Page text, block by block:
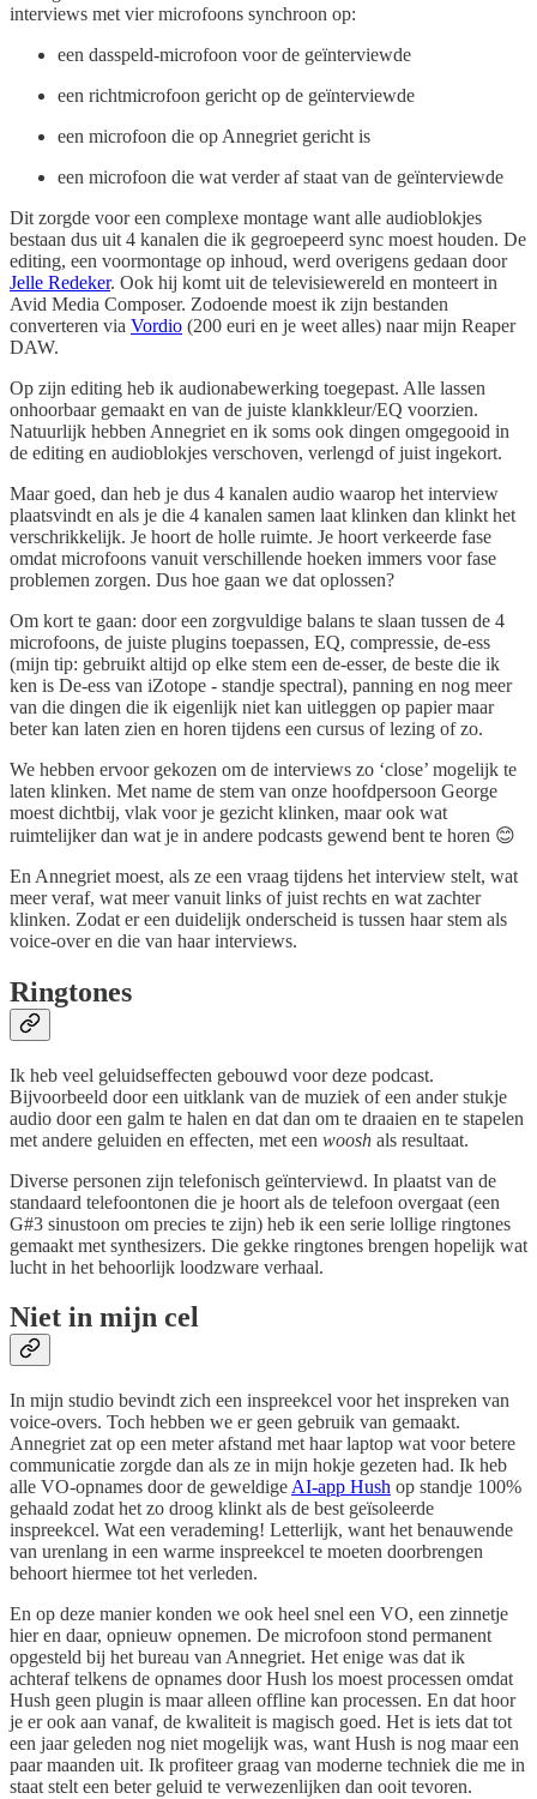
interviews met vier microfoons synchroon op:
een dasspeld-microfoon voor de geïnterviewde
een richtmicrofoon gericht op de geïnterviewde
een microfoon die op Annegriet gericht is
een microfoon die wat verder af staat van de geïnterviewde
Dit zorgde voor een complexe montage want alle audioblokjes
bestaan dus uit 4 kanalen die ik gegroepeerd sync moest houden. De
editing, een voormontage op inhoud, werd overigens gedaan door
Jelle Redeker. Ook hij komt uit de televisiewereld en monteert in
Avid Media Composer. Zodoende moest ik zijn bestanden
converteren via Vordio (200 euri en je weet alles) naar mijn Reaper
DAW.
Op zijn editing heb ik audionabewerking toegepast. Alle lassen
onhoorbaar gemaakt en van de juiste klankkleur/EQ voorzien.
Natuurlijk hebben Annegriet en ik soms ook dingen omgegooid in
de editing en audioblokjes verschoven, verlengd of juist ingekort.
Maar goed, dan heb je dus 4 kanalen audio waarop het interview
plaatsvindt en als je die 4 kanalen samen laat klinken dan klinkt het
verschrikkelijk. Je hoort de holle ruimte. Je hoort verkeerde fase
omdat microfoons vanuit verschillende hoeken immers voor fase
problemen zorgen. Dus hoe gaan we dat oplossen?
Om kort te gaan: door een zorgvuldige balans te slaan tussen de 4
microfoons, de juiste plugins toepassen, EQ, compressie, de-ess
(mijn tip: gebruikt altijd op elke stem een de-esser, de beste die ik
ken is De-ess van iZotope - standje spectral), panning en nog meer
van die dingen die ik eigenlijk niet kan uitleggen op papier maar
beter kan laten zien en horen tijdens een cursus of lezing of zo.
We hebben ervoor gekozen om de interviews zo ‘close’ mogelijk te
laten klinken. Met name de stem van onze hoofdpersoon George
moest dichtbij, vlak voor je gezicht klinken, maar ook wat
ruimtelijker dan wat je in andere podcasts gewend bent te horen 😊
En Annegriet moest, als ze een vraag tijdens het interview stelt, wat
meer veraf, wat meer vanuit links of juist rechts en wat zachter
klinken. Zodat er een duidelijk onderscheid is tussen haar stem als
voice-over en die van haar interviews.
Ringtones
Ik heb veel geluidseffecten gebouwd voor deze podcast.
Bijvoorbeeld door een uitklank van de muziek of een ander stukje
audio door een galm te halen en dat dan om te draaien en te stapelen
met andere geluiden en effecten, met een woosh als resultaat.
Diverse personen zijn telefonisch geïnterviewd. In plaatst van de
standaard telefoontonen die je hoort als de telefoon overgaat (een
G#3 sinustoon om precies te zijn) heb ik een serie lollige ringtones
gemaakt met synthesizers. Die gekke ringtones brengen hopelijk wat
lucht in het behoorlijk loodzware verhaal.
Niet in mijn cel
In mijn studio bevindt zich een inspreekcel voor het inspreken van
voice-overs. Toch hebben we er geen gebruik van gemaakt.
Annegriet zat op een meter afstand met haar laptop wat voor betere
communicatie zorgde dan als ze in mijn hokje gezeten had. Ik heb
alle VO-opnames door de geweldige AI-app Hush op standje 100%
gehaald zodat het zo droog klinkt als de best geïsoleerde
inspreekcel. Wat een verademing! Letterlijk, want het benauwende
van urenlang in een warme inspreekcel te moeten doorbrengen
behoort hiermee tot het verleden.
En op deze manier konden we ook heel snel een VO, een zinnetje
hier en daar, opnieuw opnemen. De microfoon stond permanent
opgesteld bij het bureau van Annegriet. Het enige was dat ik
achteraf telkens de opnames door Hush los moest processen omdat
Hush geen plugin is maar alleen offline kan processen. En dat hoor
je er ook aan vanaf, de kwaliteit is magisch goed. Het is iets dat tot
een jaar geleden nog niet mogelijk was, want Hush is nog maar een
paar maanden uit. Ik profiteer graag van moderne techniek die me in
staat stelt een beter geluid te verwezenlijken dan ooit tevoren.